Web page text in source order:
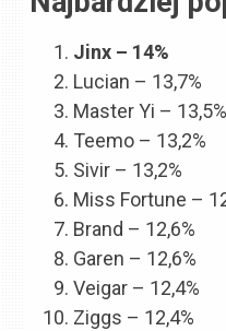
Jinx – 14%
Lucian – 13,7%
Master Yi – 13,5%
Teemo – 13,2%
Sivir – 13,2%
Miss Fortune –
Brand – 12,6%
Garen – 12,6%
Veigar – 12,4%
Ziggs – 12,4%